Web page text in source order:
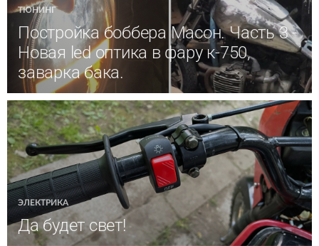
ТЮНИНГ
Постройка боббера Масон. Часть 3 -
Новая led оптика в фару к-750,
заварка бака.
ЭЛЕКТРИКА
Да будет свет!